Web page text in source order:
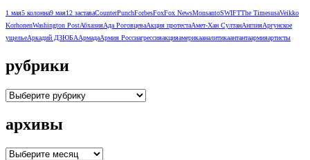
1 мая5 колонна9 мая12 заставаCounterPunchForbesFoxFox NewsMonsantoSWIFTThe TimesusaVeikko
KorhonenWashington PostАбхазияАда РоговцеваАкция протестаАмет-Хан СултанАнглияАргунское
ущельеАркадий ДЗЮБААрмадаАрмия Россиагрессияакцияамерикааналитикаантантаармияартисты
рубрики
рубрики
архивы
архивы